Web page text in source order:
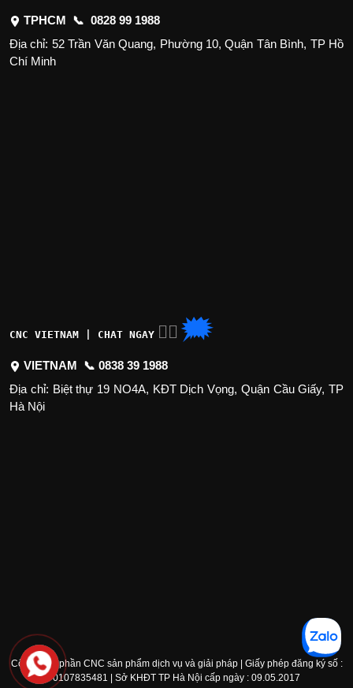
TPHCM 📞 0828 99 1988
Địa chỉ: 52 Trần Văn Quang, Phường 10, Quận Tân Bình, TP Hồ
Chí Minh
CNC VIETNAM | CHAT NGAY 👉🏽 🗯
VIETNAM 📞 0838 39 1988
Địa chỉ: Biệt thự 19 NO4A, KĐT Dịch Vọng, Quận Cầu Giấy, TP
Hà Nội
Công ty cổ phần CNC sản phẩm dịch vụ và giải pháp | Giấy phép đăng ký số :
0107835481 | Sở KHĐT TP Hà Nội cấp ngày : 09.05.2017